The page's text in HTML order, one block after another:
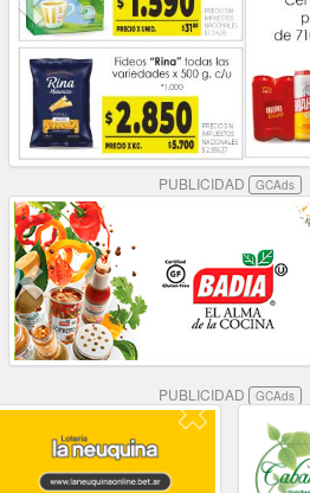
PUBLICIDAD GCAds
PUBLICIDAD GCAds